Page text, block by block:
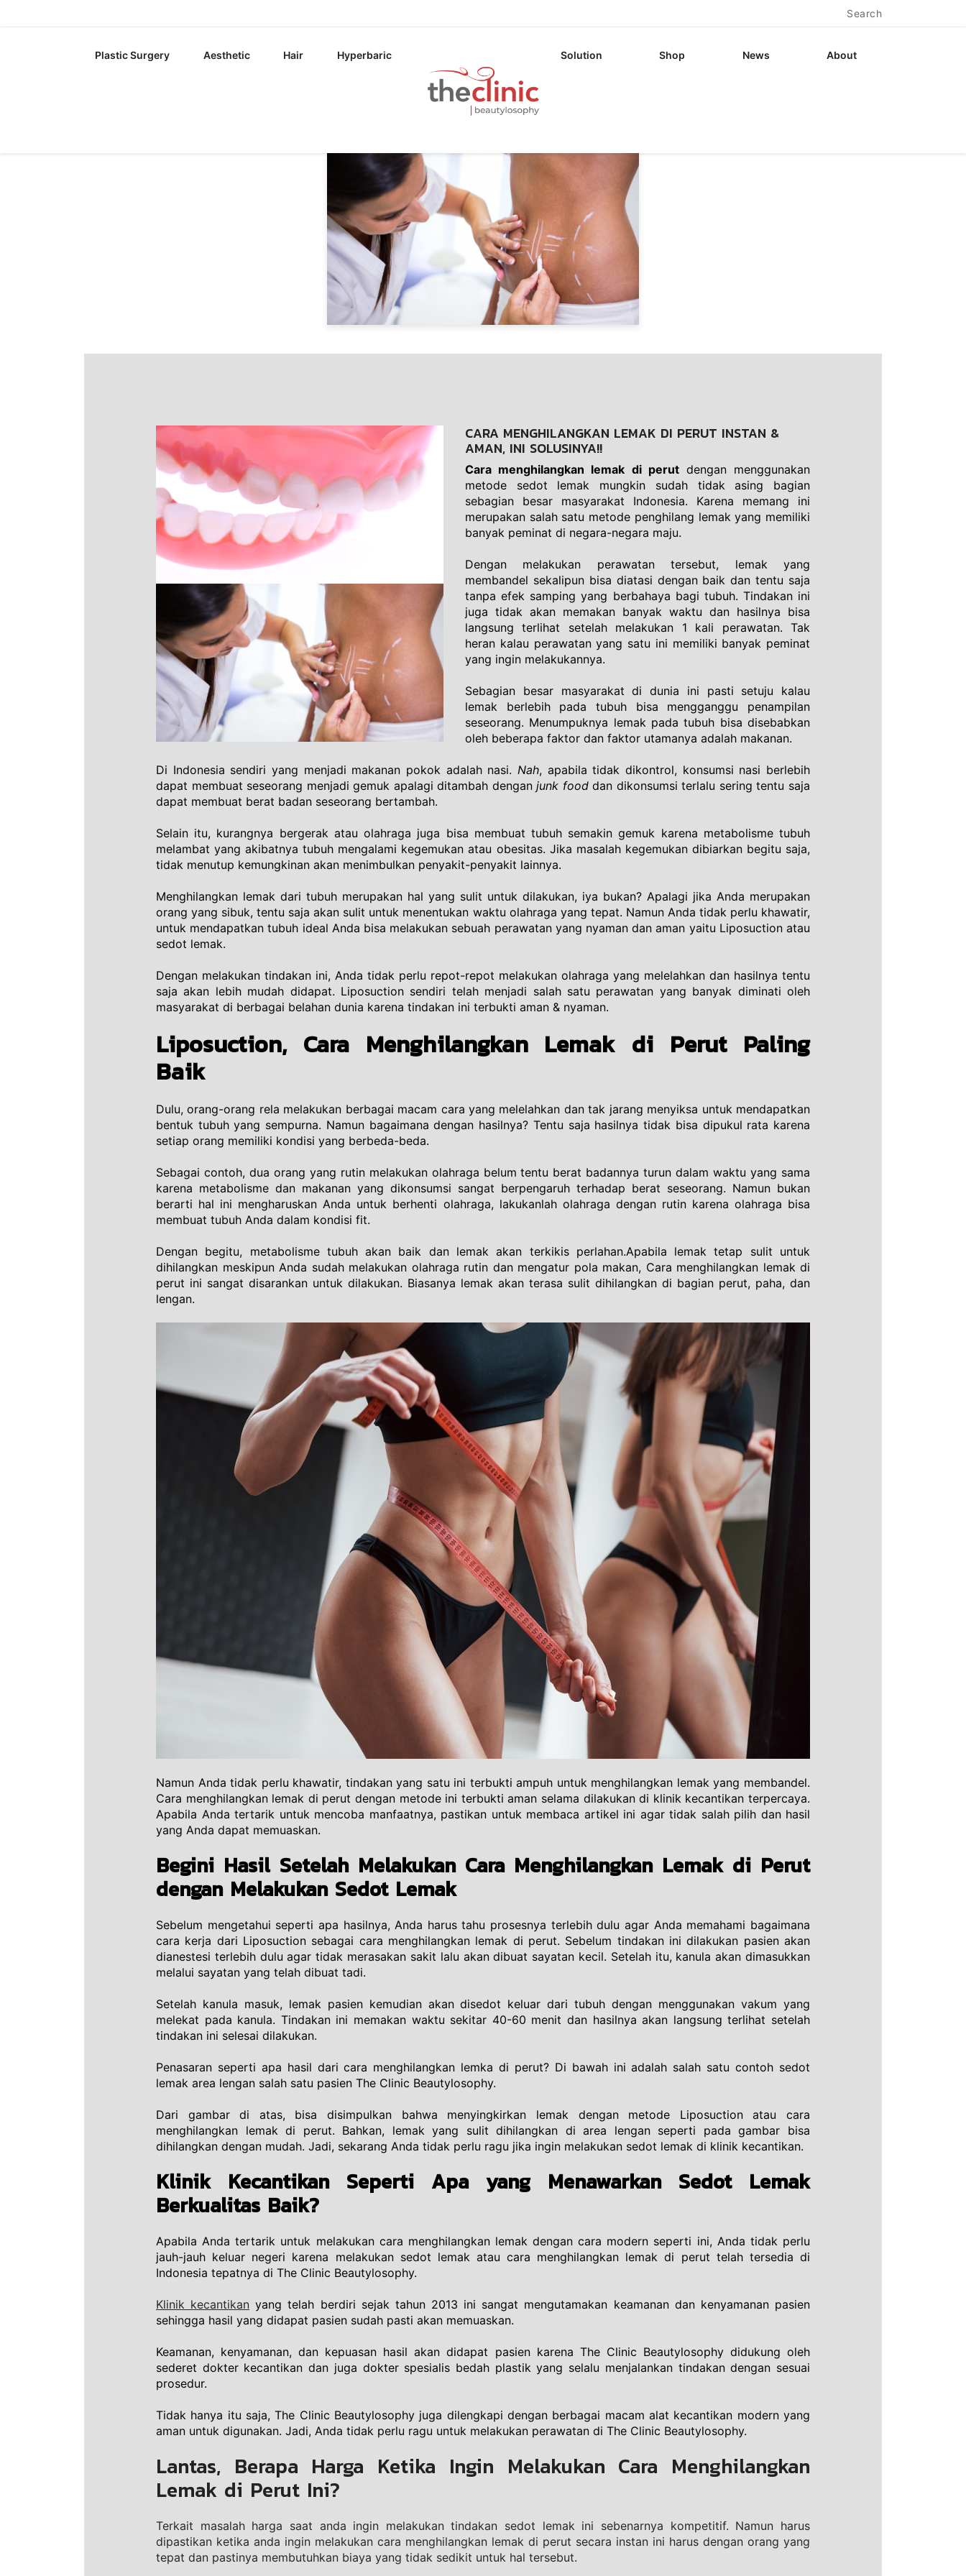
Search
Plastic Surgery Aesthetic Hair Hyperbaric Solution Shop News About
CARA MENGHILANGKAN LEMAK DI PERUT INSTAN &
AMAN, INI SOLUSINYA!!
Cara menghilangkan lemak di perut dengan menggunakan
metode sedot lemak mungkin sudah tidak asing bagian
sebagian besar masyarakat Indonesia. Karena memang ini
merupakan salah satu metode penghilang lemak yang memiliki
banyak peminat di negara-negara maju.
Dengan melakukan perawatan tersebut, lemak yang
membandel sekalipun bisa diatasi dengan baik dan tentu saja
tanpa efek samping yang berbahaya bagi tubuh. Tindakan ini
juga tidak akan memakan banyak waktu dan hasilnya bisa
langsung terlihat setelah melakukan 1 kali perawatan. Tak
heran kalau perawatan yang satu ini memiliki banyak peminat
yang ingin melakukannya.
Sebagian besar masyarakat di dunia ini pasti setuju kalau
lemak berlebih pada tubuh bisa mengganggu penampilan
seseorang. Menumpuknya lemak pada tubuh bisa disebabkan
oleh beberapa faktor dan faktor utamanya adalah makanan.
Di Indonesia sendiri yang menjadi makanan pokok adalah nasi. Nah, apabila tidak dikontrol, konsumsi nasi berlebih
dapat membuat seseorang menjadi gemuk apalagi ditambah dengan junk food dan dikonsumsi terlalu sering tentu saja
dapat membuat berat badan seseorang bertambah.
Selain itu, kurangnya bergerak atau olahraga juga bisa membuat tubuh semakin gemuk karena metabolisme tubuh
melambat yang akibatnya tubuh mengalami kegemukan atau obesitas. Jika masalah kegemukan dibiarkan begitu saja,
tidak menutup kemungkinan akan menimbulkan penyakit-penyakit lainnya.
Menghilangkan lemak dari tubuh merupakan hal yang sulit untuk dilakukan, iya bukan? Apalagi jika Anda merupakan
orang yang sibuk, tentu saja akan sulit untuk menentukan waktu olahraga yang tepat. Namun Anda tidak perlu khawatir,
untuk mendapatkan tubuh ideal Anda bisa melakukan sebuah perawatan yang nyaman dan aman yaitu Liposuction atau
sedot lemak.
Dengan melakukan tindakan ini, Anda tidak perlu repot-repot melakukan olahraga yang melelahkan dan hasilnya tentu
saja akan lebih mudah didapat. Liposuction sendiri telah menjadi salah satu perawatan yang banyak diminati oleh
masyarakat di berbagai belahan dunia karena tindakan ini terbukti aman & nyaman.
Liposuction, Cara Menghilangkan Lemak di Perut Paling
Baik
Dulu, orang-orang rela melakukan berbagai macam cara yang melelahkan dan tak jarang menyiksa untuk mendapatkan
bentuk tubuh yang sempurna. Namun bagaimana dengan hasilnya? Tentu saja hasilnya tidak bisa dipukul rata karena
setiap orang memiliki kondisi yang berbeda-beda.
Sebagai contoh, dua orang yang rutin melakukan olahraga belum tentu berat badannya turun dalam waktu yang sama
karena metabolisme dan makanan yang dikonsumsi sangat berpengaruh terhadap berat seseorang. Namun bukan
berarti hal ini mengharuskan Anda untuk berhenti olahraga, lakukanlah olahraga dengan rutin karena olahraga bisa
membuat tubuh Anda dalam kondisi fit.
Dengan begitu, metabolisme tubuh akan baik dan lemak akan terkikis perlahan.Apabila lemak tetap sulit untuk
dihilangkan meskipun Anda sudah melakukan olahraga rutin dan mengatur pola makan, Cara menghilangkan lemak di
perut ini sangat disarankan untuk dilakukan. Biasanya lemak akan terasa sulit dihilangkan di bagian perut, paha, dan
lengan.
Namun Anda tidak perlu khawatir, tindakan yang satu ini terbukti ampuh untuk menghilangkan lemak yang membandel.
Cara menghilangkan lemak di perut dengan metode ini terbukti aman selama dilakukan di klinik kecantikan terpercaya.
Apabila Anda tertarik untuk mencoba manfaatnya, pastikan untuk membaca artikel ini agar tidak salah pilih dan hasil
yang Anda dapat memuaskan.
Begini Hasil Setelah Melakukan Cara Menghilangkan Lemak di Perut
dengan Melakukan Sedot Lemak
Sebelum mengetahui seperti apa hasilnya, Anda harus tahu prosesnya terlebih dulu agar Anda memahami bagaimana
cara kerja dari Liposuction sebagai cara menghilangkan lemak di perut. Sebelum tindakan ini dilakukan pasien akan
dianestesi terlebih dulu agar tidak merasakan sakit lalu akan dibuat sayatan kecil. Setelah itu, kanula akan dimasukkan
melalui sayatan yang telah dibuat tadi.
Setelah kanula masuk, lemak pasien kemudian akan disedot keluar dari tubuh dengan menggunakan vakum yang
melekat pada kanula. Tindakan ini memakan waktu sekitar 40-60 menit dan hasilnya akan langsung terlihat setelah
tindakan ini selesai dilakukan.
Penasaran seperti apa hasil dari cara menghilangkan lemka di perut? Di bawah ini adalah salah satu contoh sedot
lemak area lengan salah satu pasien The Clinic Beautylosophy.
Dari gambar di atas, bisa disimpulkan bahwa menyingkirkan lemak dengan metode Liposuction atau cara
menghilangkan lemak di perut. Bahkan, lemak yang sulit dihilangkan di area lengan seperti pada gambar bisa
dihilangkan dengan mudah. Jadi, sekarang Anda tidak perlu ragu jika ingin melakukan sedot lemak di klinik kecantikan.
Klinik Kecantikan Seperti Apa yang Menawarkan Sedot Lemak
Berkualitas Baik?
Apabila Anda tertarik untuk melakukan cara menghilangkan lemak dengan cara modern seperti ini, Anda tidak perlu
jauh-jauh keluar negeri karena melakukan sedot lemak atau cara menghilangkan lemak di perut telah tersedia di
Indonesia tepatnya di The Clinic Beautylosophy.
Klinik kecantikan yang telah berdiri sejak tahun 2013 ini sangat mengutamakan keamanan dan kenyamanan pasien
sehingga hasil yang didapat pasien sudah pasti akan memuaskan.
Keamanan, kenyamanan, dan kepuasan hasil akan didapat pasien karena The Clinic Beautylosophy didukung oleh
sederet dokter kecantikan dan juga dokter spesialis bedah plastik yang selalu menjalankan tindakan dengan sesuai
prosedur.
Tidak hanya itu saja, The Clinic Beautylosophy juga dilengkapi dengan berbagai macam alat kecantikan modern yang
aman untuk digunakan. Jadi, Anda tidak perlu ragu untuk melakukan perawatan di The Clinic Beautylosophy.
Lantas, Berapa Harga Ketika Ingin Melakukan Cara Menghilangkan
Lemak di Perut Ini?
Terkait masalah harga saat anda ingin melakukan tindakan sedot lemak ini sebenarnya kompetitif. Namun harus
dipastikan ketika anda ingin melakukan cara menghilangkan lemak di perut secara instan ini harus dengan orang yang
tepat dan pastinya membutuhkan biaya yang tidak sedikit untuk hal tersebut.